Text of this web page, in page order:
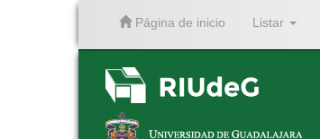
Página de inicio Listar